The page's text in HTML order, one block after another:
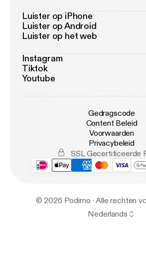
Luister op iPhone
Luister op Android
Luister op het web
Instagram
Tiktok
Youtube
Gedragscode
Content Beleid
Voorwaarden
Privacybeleid
SSL Gecertificeerde
© 2026 Podimo · Alle rechten
Nederlands